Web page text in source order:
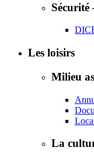
Sécurité
Les loisirs
Milieu
La